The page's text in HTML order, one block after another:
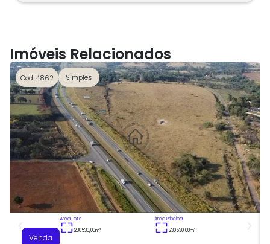
Imóveis Relacionados
Cod :4862 Simples
Venda
Área Lote
230530,00m²
Área Principal
230530,00m²